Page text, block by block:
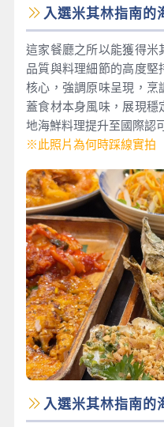
入選米其林指南的
這家餐廳之所以能獲得
品質與料理細節的高度
核心，強調原味呈現，
蓋食材本身風味，展現
地海鮮料理提升至國際認
※此照片為何時踩線實拍
入選米其林指南的